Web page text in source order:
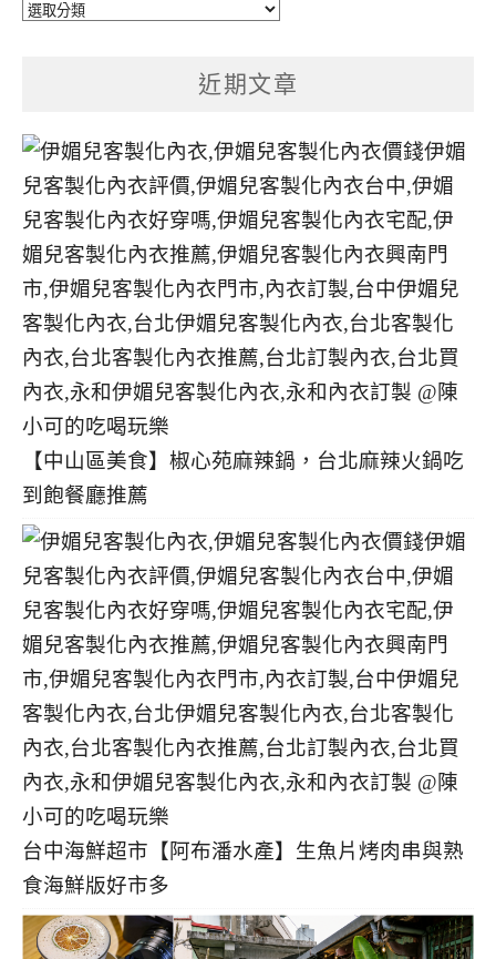
文
近期文章
【中山區美食】椒心苑麻辣鍋，台北麻辣火鍋吃
到飽餐廳推薦
台中海鮮超市【阿布潘水產】生魚片烤肉串與熟
食海鮮版好市多